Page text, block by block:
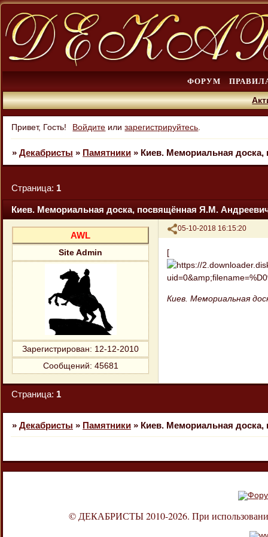
ФОРУМ
Привет, Гость! Войдите илизарегистрируйтесь
» Декабристы » Памятники » Киев. Мемориальная
Киев. Мемориальная доска, посвящённая Я.М.
Страница: 1
Поделиться
05-10-2018 16:15:20
AWL
Site Admin
Зарегистрирован: 12-12-2010
Сообщений: 45681
[
Киев. Мемориальная
Страница: 1
» Декабристы » Памятники » Киев. Мемориальная
© ДЕКАБРИСТЫ 2010-2026. При использовании